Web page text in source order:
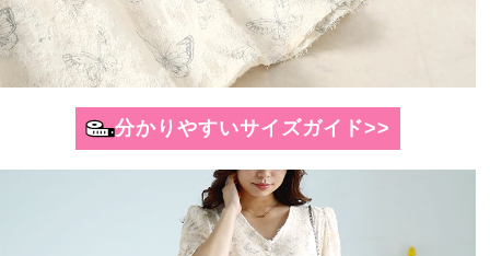
分かりやすいサイズガイド>>